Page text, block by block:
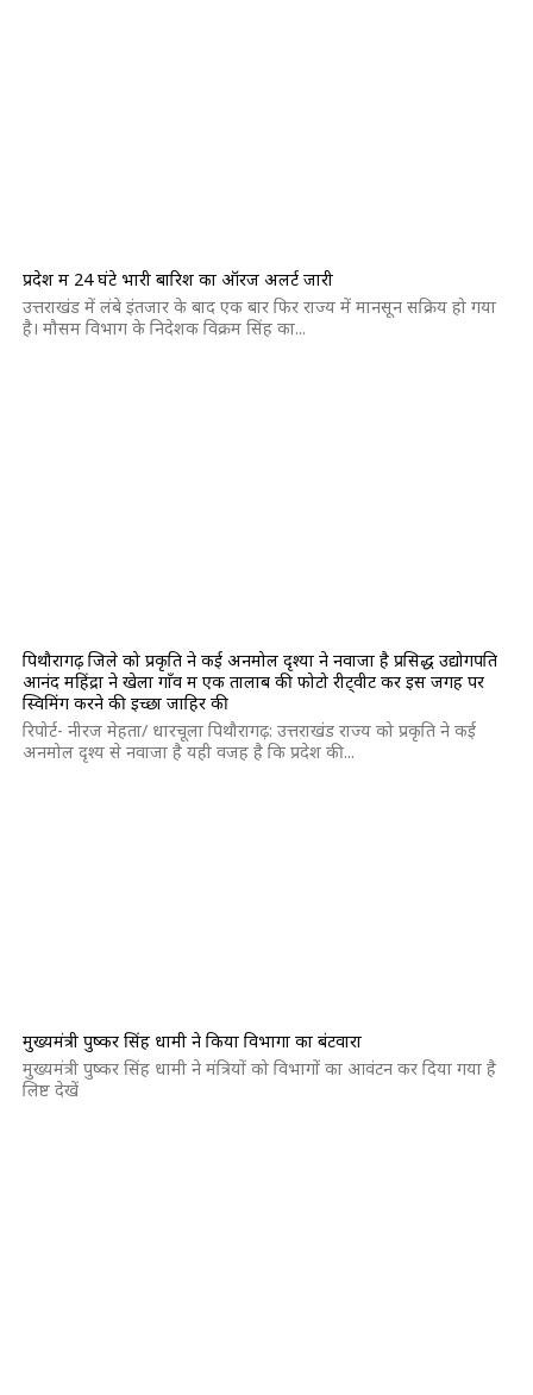
प्रदेश में 24 घंटे भारी बारिश का ऑरेंज अलर्ट जारी
उत्तराखंड में लंबे इंतजार के बाद एक बार फिर राज्य में मानसून सक्रिय हो गया
है। मौसम विभाग के निदेशक विक्रम सिंह का...
पिथौरागढ़ जिले को प्रकृति ने कई अनमोल दृश्यों ने नवाजा है प्रसिद्ध उद्योगपति
आनंद महिंद्रा ने खेला गाँव में एक तालाब की फोटो रीट्वीट कर इस जगह पर
स्विमिंग करने की इच्छा जाहिर की
रिपोर्ट- नीरज मेहता/ धारचूला पिथौरागढ़: उत्तराखंड राज्य को प्रकृति ने कई
अनमोल दृश्य से नवाजा है यही वजह है कि प्रदेश की...
मुख्यमंत्री पुष्कर सिंह धामी ने किया विभागों का बंटवारा
मुख्यमंत्री पुष्कर सिंह धामी ने मंत्रियों को विभागों का आवंटन कर दिया गया है
लिष्ट देखें